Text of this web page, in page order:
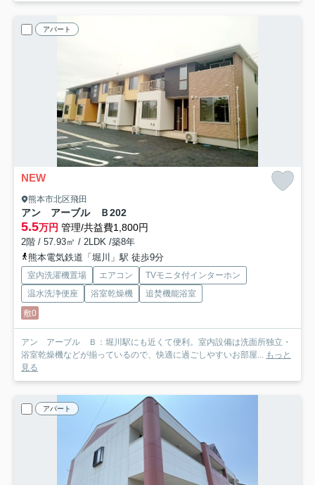
アパート
NEW
熊本市北区飛田
アン アーブル Ｂ202
5.5万円 管理/共益費1,800円
2階 / 57.93㎡ / 2LDK /築8年
熊本電気鉄道「堀川」駅 徒歩9分
室内洗濯機置場 エアコン
TVモニタ付インターホン
温水洗浄便座
浴室乾燥機
追焚機能浴室
敷0
アン アーブル Ｂ：堀川駅にも近くて便利。室内設備は洗面所独立・
浴室乾燥機などが揃っているので、快適に過ごしやすいお部屋... もっと
見る
アパート